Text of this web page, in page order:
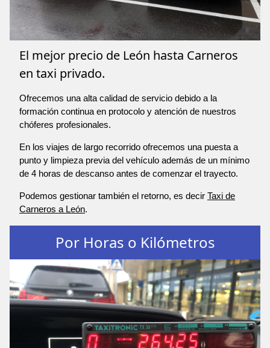
El mejor precio de León hasta Carneros
en taxi privado.
Ofrecemos una alta calidad de servicio debido a la
formación continua en protocolo y atención de nuestros
chóferes profesionales.
En los viajes de largo recorrido ofrecemos una puesta a
punto y limpieza previa del vehículo además de un mínimo
de 4 horas de descanso antes de comenzar el trayecto.
Podemos gestionar también el retorno, es decir Taxi de
Carneros a León.
Por Horas o Kilómetros